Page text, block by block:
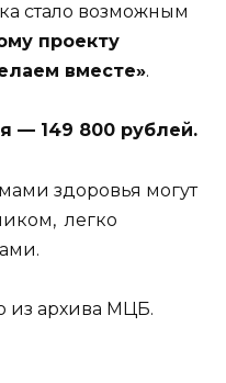
стало возможным
проекту
вместе».
— 149 800 рублей.
здоровья могут
легко
из архива МЦБ.